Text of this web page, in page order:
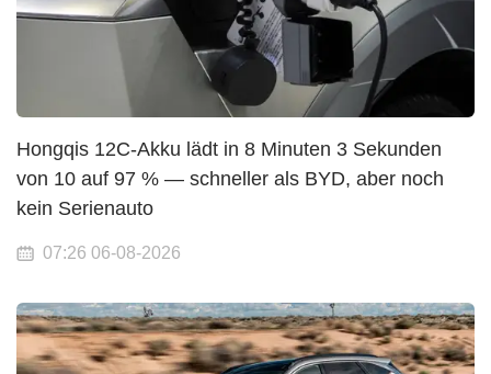
Hongqis 12C-Akku lädt in 8 Minuten 3 Sekunden
von 10 auf 97 % — schneller als BYD, aber noch
kein Serienauto
07:26 06-08-2026